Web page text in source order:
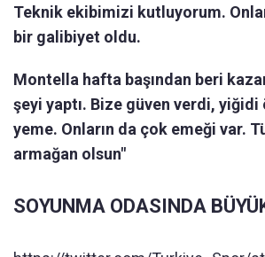
Teknik ekibimizi kutluyorum.
bir galibiyet oldu.
Montella hafta başından beri
şeyi yaptı. Bize güven verdi, yiğidi
yeme. Onların da çok emeği var.
armağan olsun"
SOYUNMA ODASINDA